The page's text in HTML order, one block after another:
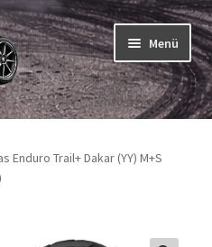
Menü
Enduro Trail+ Dakar (YY) M+S